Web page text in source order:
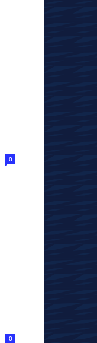
0
0